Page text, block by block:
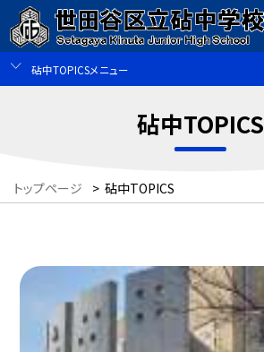
砧中TOPICSメニュー
砧中TOPICS
トップページ > 砧中TOPICS